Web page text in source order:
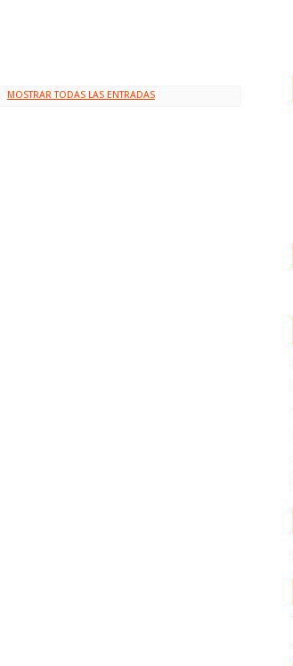
MOSTRAR TODAS LAS ENTRADAS